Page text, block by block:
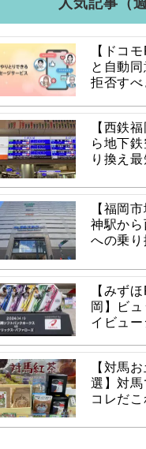
【ドコ
と自動
拒否すべ
【西鉄
ら地下
り換え最
【福岡
神駅か
への乗り
【みず
岡】ビ
イビュ
【対馬
選】対
コレだこ